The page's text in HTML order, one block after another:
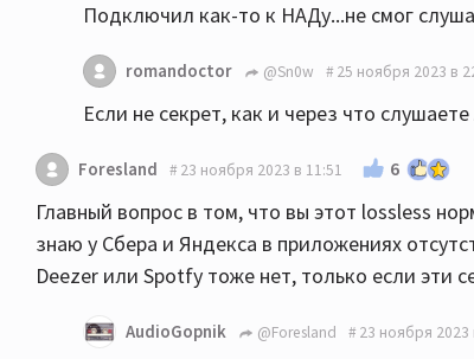
Подключил как-то к НАДу...не смог
romandoctor @Sn0w 25 ноября 2023 в
Если не секрет, как и через что
Foresland 23 ноября 2023 в 11:51 6
Главный вопрос в том, что вы этот lossless
знаю у Сбера и Яндекса в приложениях
Deezer или Spotfy тоже нет, только если эти
AudioGopnik @Foresland 23 ноября 2023